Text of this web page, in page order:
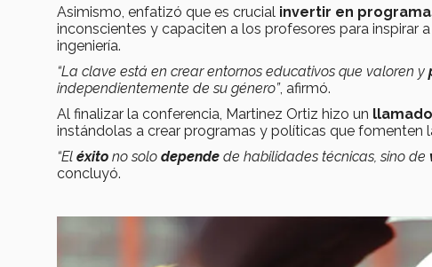
Asimismo, enfatizó que es crucial invertir en
inconscientes y capaciten a los profesores para inspirar
ingeniería.
“La clave está en crear entornos educativos que valoren y
independientemente de su género”, afirmó.
Al finalizar la conferencia, Martinez Ortiz hizo un
instándolas a crear programas y políticas que fomenten
“El éxito no solo depende de habilidades técnicas, sino de
concluyó.